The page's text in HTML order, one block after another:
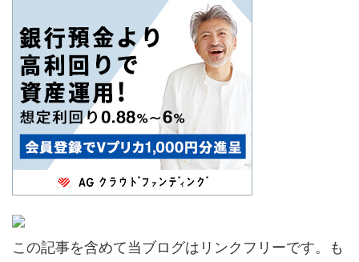
この記事を含めて当ブログはリンクフリーです。も